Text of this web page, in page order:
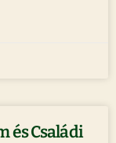
és Családi